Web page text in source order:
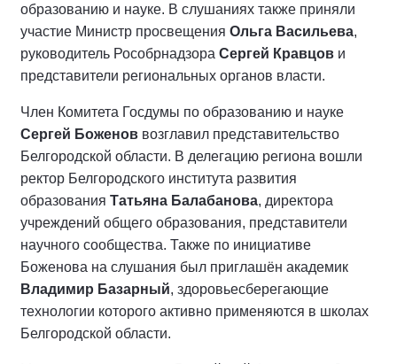
образованию и науке. В слушаниях также приняли
участие Министр просвещения Ольга Васильева,
руководитель Рособрнадзора Сергей Кравцов и
представители региональных органов власти.
Член Комитета Госдумы по образованию и науке
Сергей Боженов возглавил представительство
Белгородской области. В делегацию региона вошли
ректор Белгородского института развития
образования Татьяна Балабанова, директора
учреждений общего образования, представители
научного сообщества. Также по инициативе
Боженова на слушания был приглашён академик
Владимир Базарный, здоровьесберегающие
технологии которого активно применяются в школах
Белгородской области.